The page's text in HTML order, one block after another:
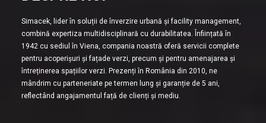
Simacek, lider în soluții de înverzire urbană și facility management,
combină expertiza multidisciplinară cu durabilitatea. Înființată în
1942 cu sediul în Viena, compania noastră oferă servicii complete
pentru acoperișuri și fațade verzi, precum și pentru amenajarea și
întreținerea spațiilor verzi. Prezenți în România din 2010, ne
mândrim cu parteneriate pe termen lung și garanție de 5 ani,
reflectând angajamentul față de clienți și mediu.